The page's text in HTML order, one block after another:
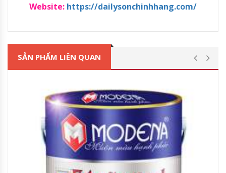
Website: https://dailysonchinhhang.com/
SẢN PHẨM LIÊN QUAN